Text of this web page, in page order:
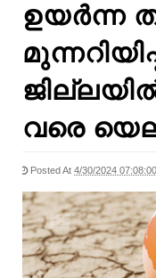
ഉയർന്ന
വരെ
Posted At 4/30/2024